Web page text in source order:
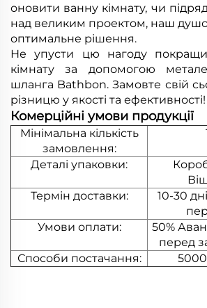
оновити ванну кімнату, чи
над великим проектом, наш
оптимальне рішення.
Не упусти цю нагоду
кімнату за допомогою
шланга Bathbon. Замовте свій
різницю у якості та ефективності!
Комерційні умови продукції
Мінімальна кількість
замовлення:
Деталі упаковки:
Термін доставки:
10-30
Умови оплати:
50%
перед
Способи постачання: